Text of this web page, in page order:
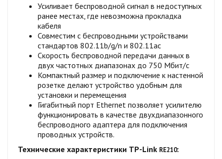
Усиливает беспроводной сигнал в недоступных
ранее местах, где невозможна прокладка
кабеля
Совместим с беспроводными устройствами
стандартов 802.11b/g/n и 802.11ac
Скорость беспроводной передачи данных в
двух частотных диапазонах до 750 Мбит/с
Компактный размер и подключение к настенной
розетке делают устройство удобным для
установки и перемещения
Гигабитный порт Ethernet позволяет усилителю
функционировать в качестве двухдиапазонного
беспроводного адаптера для подключения
проводных устройств.
Технические характеристики TP-Link RE210: